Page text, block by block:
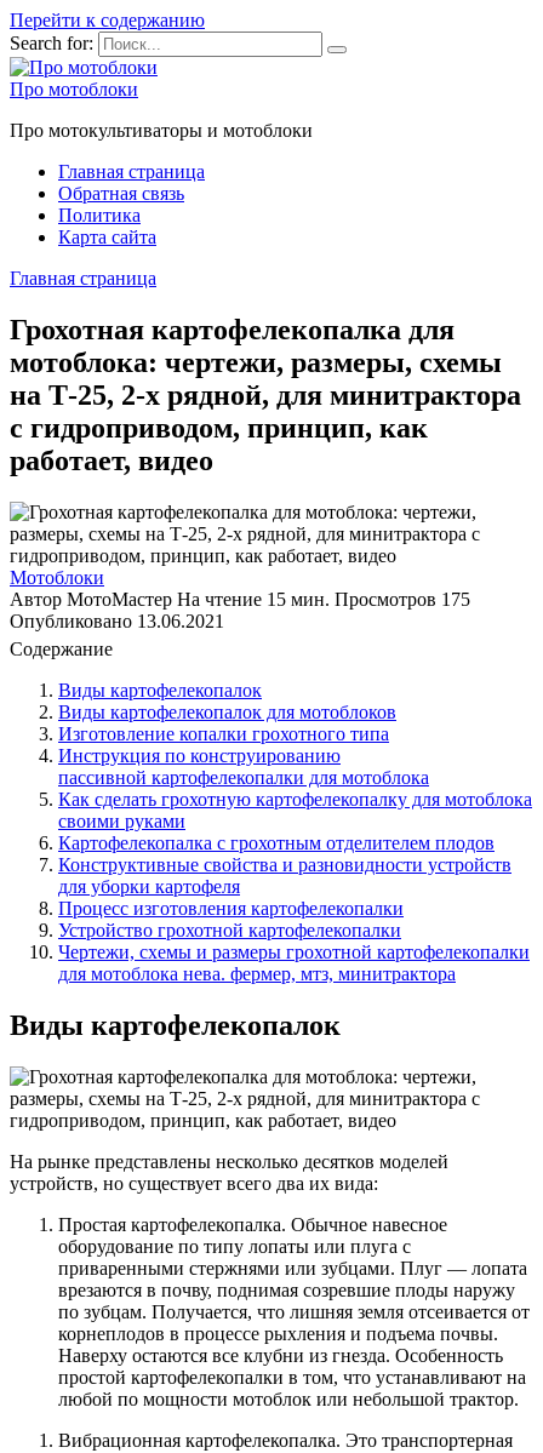
Перейти к содержанию
Search for:
Про мотоблоки
Про мотокультиваторы и мотоблоки
Главная страница
Обратная связь
Политика
Карта сайта
Главная страница
Грохотная картофелекопалка для
мотоблока: чертежи, размеры, схемы
на Т-25, 2-х рядной, для минитрактора
с гидроприводом, принцип, как
работает, видео
Мотоблоки
Автор МотоМастер На чтение 15 мин. Просмотров 175
Опубликовано 13.06.2021
Содержание
Виды картофелекопалок
Виды картофелекопалок для мотоблоков
Изготовление копалки грохотного типа
Инструкция по конструированию
пассивной картофелекопалки для мотоблока
Как сделать грохотную картофелекопалку для мотоблока
своими руками
Картофелекопалка с грохотным отделителем плодов
Конструктивные свойства и разновидности устройств
для уборки картофеля
Процесс изготовления картофелекопалки
Устройство грохотной картофелекопалки
Чертежи, схемы и размеры грохотной картофелекопалки
для мотоблока нева. фермер, мтз, минитрактора
Виды картофелекопалок
На рынке представлены несколько десятков моделей
устройств, но существует всего два их вида:
Простая картофелекопалка. Обычное навесное
оборудование по типу лопаты или плуга с
приваренными стержнями или зубцами. Плуг — лопата
врезаются в почву, поднимая созревшие плоды наружу
по зубцам. Получается, что лишняя земля отсеивается от
корнеплодов в процессе рыхления и подъема почвы.
Наверху остаются все клубни из гнезда. Особенность
простой картофелекопалки в том, что устанавливают на
любой по мощности мотоблок или небольшой трактор.
Вибрационная картофелекопалка. Это транспортерная